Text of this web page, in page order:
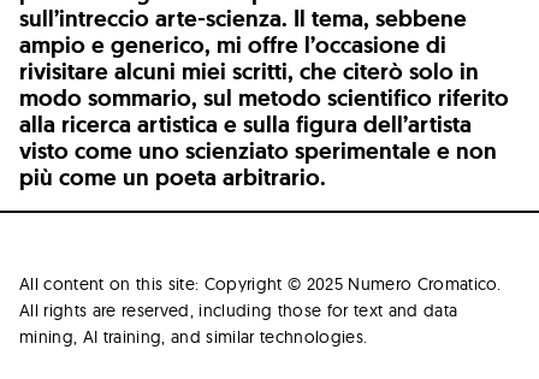
sull’intreccio arte-scienza. Il tema, sebbene
ampio e generico, mi offre l’occasione di
rivisitare alcuni miei scritti, che citerò solo in
modo sommario, sul metodo scientifico riferito
alla ricerca artistica e sulla figura dell’artista
visto come uno scienziato sperimentale e non
più come un poeta arbitrario.
All content on this site: Copyright © 2025 Numero Cromatico.
All rights are reserved, including those for text and data
mining, AI training, and similar technologies.